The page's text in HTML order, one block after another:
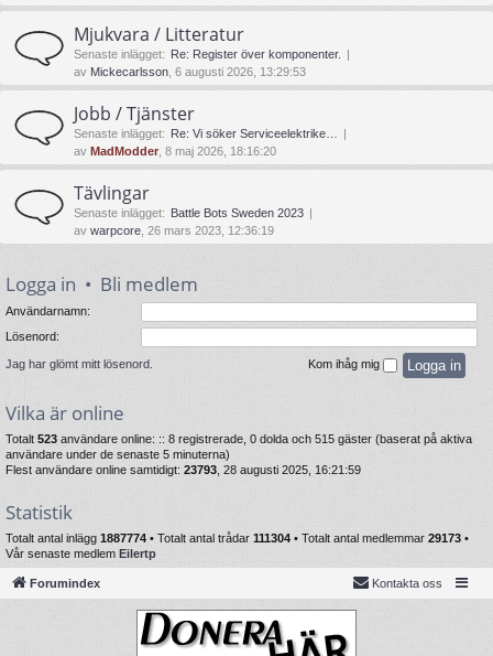
Mjukvara / Litteratur
Senaste inlägget: Re: Register över komponenter.
av Mickecarlsson , 6 augusti 2026, 13:29:53
Jobb / Tjänster
Senaste inlägget: Re: Vi söker Serviceelektrike…
av MadModder , 8 maj 2026, 18:16:20
Tävlingar
Senaste inlägget: Battle Bots Sweden 2023
av warpcore , 26 mars 2023, 12:36:19
Logga in • Bli medlem
Användarnamn:
Lösenord:
Jag har glömt mitt lösenord. Kom ihåg mig
Vilka är online
Totalt 523 användare online: :: 8 registrerade, 0 dolda och 515 gäster (baserat på aktiva
användare under de senaste 5 minuterna)
Flest användare online samtidigt: 23793 , 28 augusti 2025, 16:21:59
Statistik
Totalt antal inlägg 1887774 • Totalt antal trådar 111304 • Totalt antal medlemmar 29173 •
Vår senaste medlem Eilertp
Forumindex Kontakta oss